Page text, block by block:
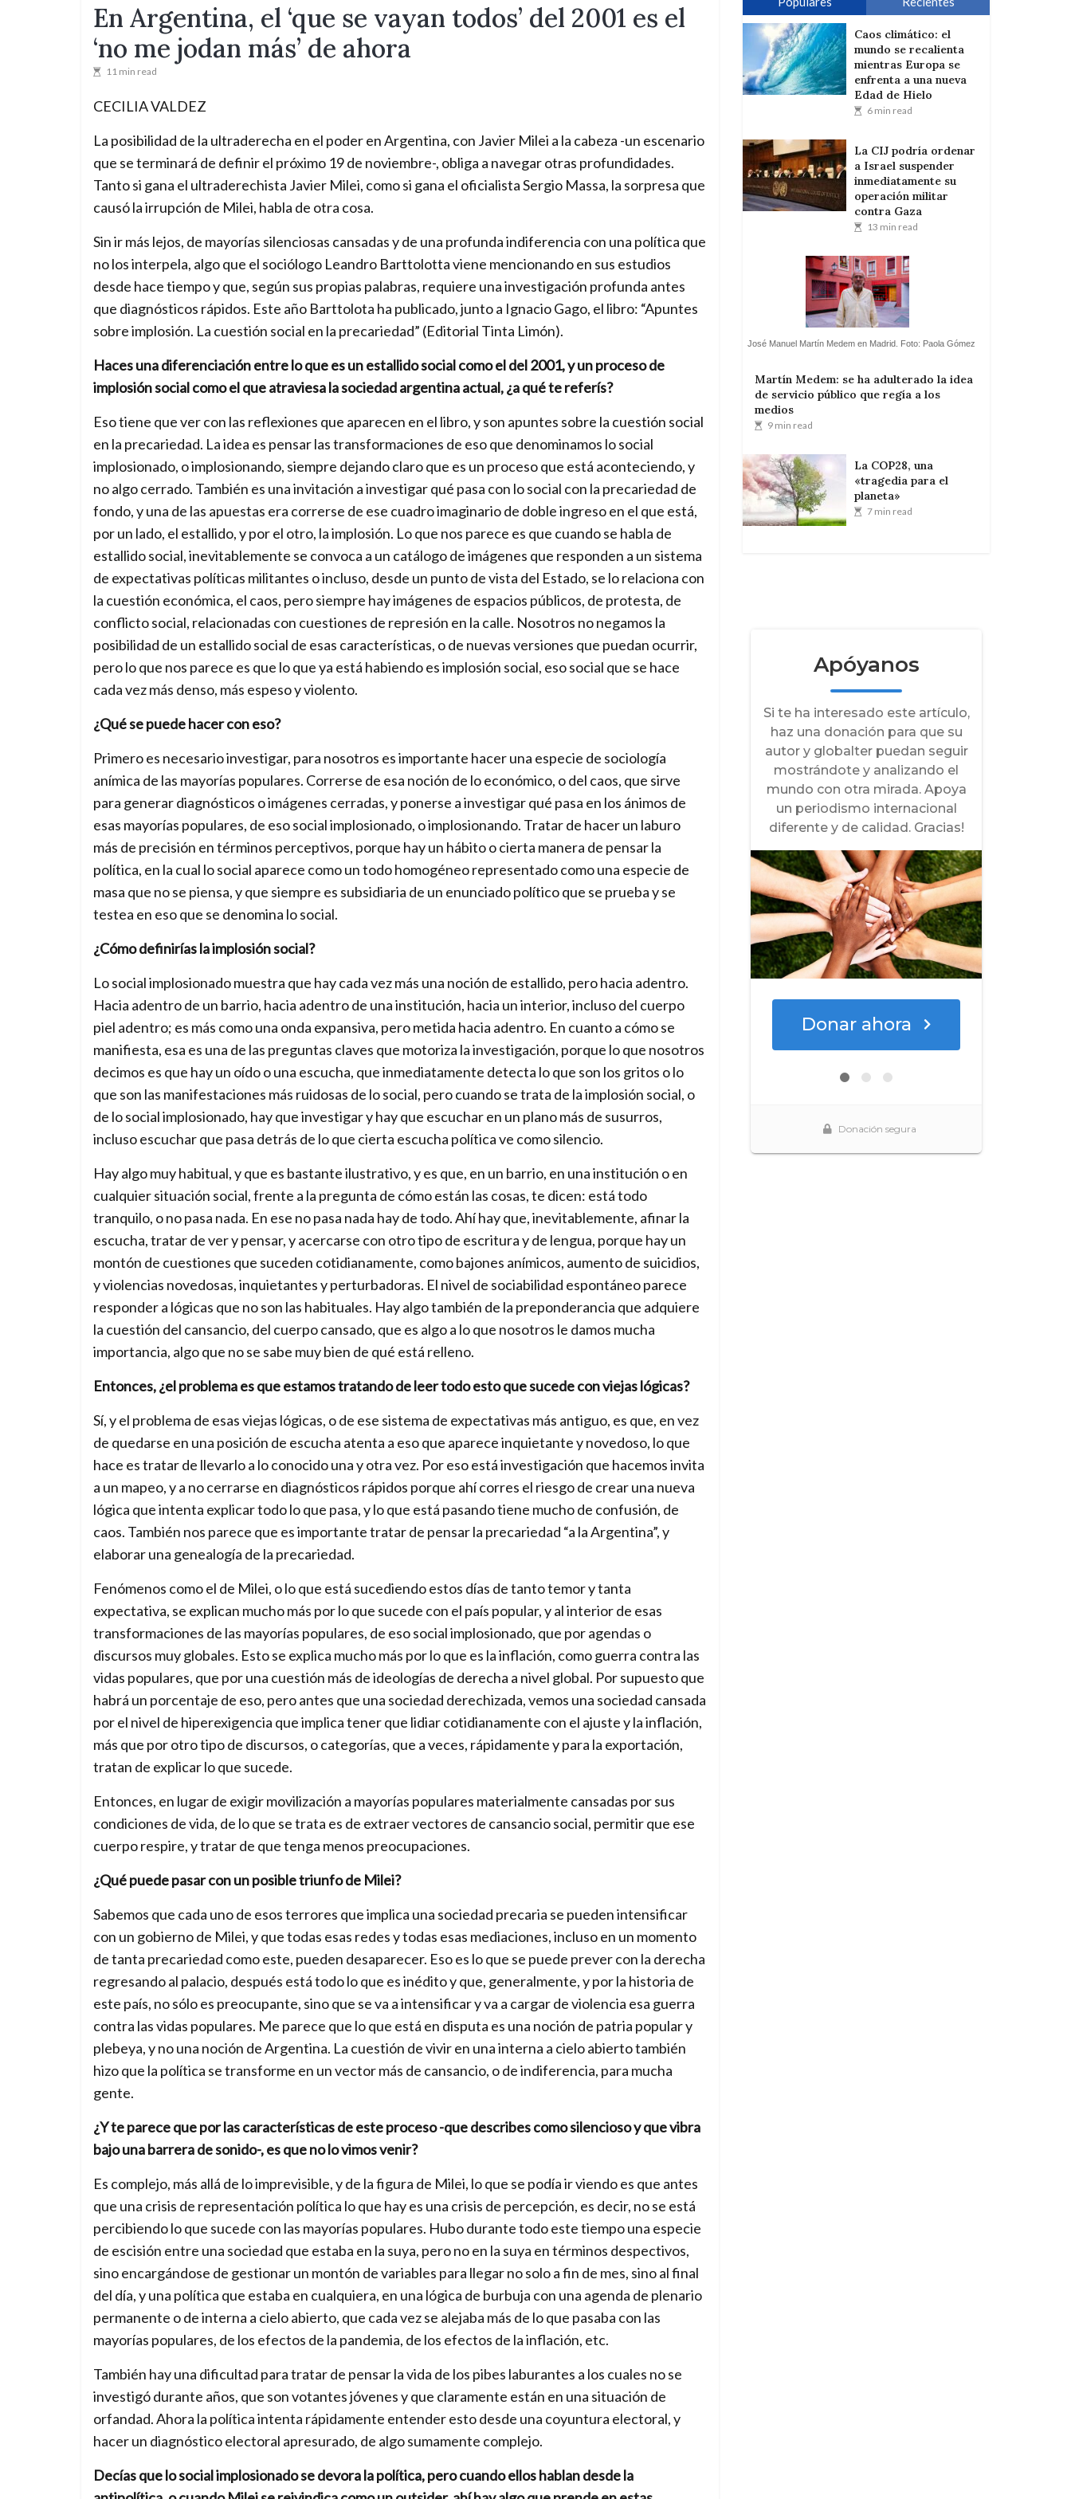
e
d
a
c
i
o
n
a
l
a
r
a
u
n
m
u
n
d
o
e
n
b
i
o
–
T
h
e
i
n
t
e
r
n
a
t
o
n
a
l
m
e
d
i
a
f
r
a
c
h
a
n
i
n
g
w
o
r
l
d
En Argentina, el ‘que se vayan todos’ del 2001 es el
‘no me jodan más’ de ahora
11 min read
CECILIA VALDEZ
La posibilidad de la ultraderecha en el poder en Argentina, con Javier Milei a la cabeza -un escenario
que se terminará de definir el próximo 19 de noviembre-, obliga a navegar otras profundidades.
Tanto si gana el ultraderechista Javier Milei, como si gana el oficialista Sergio Massa, la sorpresa que
causó la irrupción de Milei, habla de otra cosa.
Sin ir más lejos, de mayorías silenciosas cansadas y de una profunda indiferencia con una política que
no los interpela, algo que el sociólogo Leandro Barttolotta viene mencionando en sus estudios
desde hace tiempo y que, según sus propias palabras, requiere una investigación profunda antes
que diagnósticos rápidos. Este año Barttolota ha publicado, junto a Ignacio Gago, el libro: “Apuntes
sobre implosión. La cuestión social en la precariedad” (Editorial Tinta Limón).
Haces una diferenciación entre lo que es un estallido social como el del 2001, y un proceso de
implosión social como el que atraviesa la sociedad argentina actual, ¿a qué te referís?
Eso tiene que ver con las reflexiones que aparecen en el libro, y son apuntes sobre la cuestión social
en la precariedad. La idea es pensar las transformaciones de eso que denominamos lo social
implosionado, o implosionando, siempre dejando claro que es un proceso que está aconteciendo, y
no algo cerrado. También es una invitación a investigar qué pasa con lo social con la precariedad de
fondo, y una de las apuestas era correrse de ese cuadro imaginario de doble ingreso en el que está,
por un lado, el estallido, y por el otro, la implosión. Lo que nos parece es que cuando se habla de
estallido social, inevitablemente se convoca a un catálogo de imágenes que responden a un sistema
de expectativas políticas militantes o incluso, desde un punto de vista del Estado, se lo relaciona con
la cuestión económica, el caos, pero siempre hay imágenes de espacios públicos, de protesta, de
conflicto social, relacionadas con cuestiones de represión en la calle. Nosotros no negamos la
posibilidad de un estallido social de esas características, o de nuevas versiones que puedan ocurrir,
pero lo que nos parece es que lo que ya está habiendo es implosión social, eso social que se hace
cada vez más denso, más espeso y violento.
¿Qué se puede hacer con eso?
Primero es necesario investigar, para nosotros es importante hacer una especie de sociología
anímica de las mayorías populares. Correrse de esa noción de lo económico, o del caos, que sirve
para generar diagnósticos o imágenes cerradas, y ponerse a investigar qué pasa en los ánimos de
esas mayorías populares, de eso social implosionado, o implosionando. Tratar de hacer un laburo
más de precisión en términos perceptivos, porque hay un hábito o cierta manera de pensar la
política, en la cual lo social aparece como un todo homogéneo representado como una especie de
masa que no se piensa, y que siempre es subsidiaria de un enunciado político que se prueba y se
testea en eso que se denomina lo social.
¿Cómo definirías la implosión social?
Lo social implosionado muestra que hay cada vez más una noción de estallido, pero hacia adentro.
Hacia adentro de un barrio, hacia adentro de una institución, hacia un interior, incluso del cuerpo
piel adentro; es más como una onda expansiva, pero metida hacia adentro. En cuanto a cómo se
manifiesta, esa es una de las preguntas claves que motoriza la investigación, porque lo que nosotros
decimos es que hay un oído o una escucha, que inmediatamente detecta lo que son los gritos o lo
que son las manifestaciones más ruidosas de lo social, pero cuando se trata de la implosión social, o
de lo social implosionado, hay que investigar y hay que escuchar en un plano más de susurros,
incluso escuchar que pasa detrás de lo que cierta escucha política ve como silencio.
Hay algo muy habitual, y que es bastante ilustrativo, y es que, en un barrio, en una institución o en
cualquier situación social, frente a la pregunta de cómo están las cosas, te dicen: está todo
tranquilo, o no pasa nada. En ese no pasa nada hay de todo. Ahí hay que, inevitablemente, afinar la
escucha, tratar de ver y pensar, y acercarse con otro tipo de escritura y de lengua, porque hay un
montón de cuestiones que suceden cotidianamente, como bajones anímicos, aumento de suicidios,
y violencias novedosas, inquietantes y perturbadoras. El nivel de sociabilidad espontáneo parece
responder a lógicas que no son las habituales. Hay algo también de la preponderancia que adquiere
la cuestión del cansancio, del cuerpo cansado, que es algo a lo que nosotros le damos mucha
importancia, algo que no se sabe muy bien de qué está relleno.
Entonces, ¿el problema es que estamos tratando de leer todo esto que sucede con viejas lógicas?
Sí, y el problema de esas viejas lógicas, o de ese sistema de expectativas más antiguo, es que, en vez
de quedarse en una posición de escucha atenta a eso que aparece inquietante y novedoso, lo que
hace es tratar de llevarlo a lo conocido una y otra vez. Por eso está investigación que hacemos invita
a un mapeo, y a no cerrarse en diagnósticos rápidos porque ahí corres el riesgo de crear una nueva
lógica que intenta explicar todo lo que pasa, y lo que está pasando tiene mucho de confusión, de
caos. También nos parece que es importante tratar de pensar la precariedad “a la Argentina”, y
elaborar una genealogía de la precariedad.
Fenómenos como el de Milei, o lo que está sucediendo estos días de tanto temor y tanta
expectativa, se explican mucho más por lo que sucede con el país popular, y al interior de esas
transformaciones de las mayorías populares, de eso social implosionado, que por agendas o
discursos muy globales. Esto se explica mucho más por lo que es la inflación, como guerra contra las
vidas populares, que por una cuestión más de ideologías de derecha a nivel global. Por supuesto que
habrá un porcentaje de eso, pero antes que una sociedad derechizada, vemos una sociedad cansada
por el nivel de hiperexigencia que implica tener que lidiar cotidianamente con el ajuste y la inflación,
más que por otro tipo de discursos, o categorías, que a veces, rápidamente y para la exportación,
tratan de explicar lo que sucede.
Entonces, en lugar de exigir movilización a mayorías populares materialmente cansadas por sus
condiciones de vida, de lo que se trata es de extraer vectores de cansancio social, permitir que ese
cuerpo respire, y tratar de que tenga menos preocupaciones.
¿Qué puede pasar con un posible triunfo de Milei?
Sabemos que cada uno de esos terrores que implica una sociedad precaria se pueden intensificar
con un gobierno de Milei, y que todas esas redes y todas esas mediaciones, incluso en un momento
de tanta precariedad como este, pueden desaparecer. Eso es lo que se puede prever con la derecha
regresando al palacio, después está todo lo que es inédito y que, generalmente, y por la historia de
este país, no sólo es preocupante, sino que se va a intensificar y va a cargar de violencia esa guerra
contra las vidas populares. Me parece que lo que está en disputa es una noción de patria popular y
plebeya, y no una noción de Argentina. La cuestión de vivir en una interna a cielo abierto también
hizo que la política se transforme en un vector más de cansancio, o de indiferencia, para mucha
gente.
¿Y te parece que por las características de este proceso -que describes como silencioso y que vibra
bajo una barrera de sonido-, es que no lo vimos venir?
Es complejo, más allá de lo imprevisible, y de la figura de Milei, lo que se podía ir viendo es que antes
que una crisis de representación política lo que hay es una crisis de percepción, es decir, no se está
percibiendo lo que sucede con las mayorías populares. Hubo durante todo este tiempo una especie
de escisión entre una sociedad que estaba en la suya, pero no en la suya en términos despectivos,
sino encargándose de gestionar un montón de variables para llegar no solo a fin de mes, sino al final
del día, y una política que estaba en cualquiera, en una lógica de burbuja con una agenda de plenario
permanente o de interna a cielo abierto, que cada vez se alejaba más de lo que pasaba con las
mayorías populares, de los efectos de la pandemia, de los efectos de la inflación, etc.
También hay una dificultad para tratar de pensar la vida de los pibes laburantes a los cuales no se
investigó durante años, que son votantes jóvenes y que claramente están en una situación de
orfandad. Ahora la política intenta rápidamente entender esto desde una coyuntura electoral, y
hacer un diagnóstico electoral apresurado, de algo sumamente complejo.
Decías que lo social implosionado se devora la política, pero cuando ellos hablan desde la
Caos climático: el
mundo se recalienta
mientras Europa se
enfrenta a una nueva
Edad de Hielo
6 min read
La CIJ podría ordenar
a Israel suspender
inmediatamente su
operación militar
contra Gaza
13 min read
José Manuel Martín Medem en Madrid. Foto: Paola Gómez
Martín Medem: se ha adulterado la idea
de servicio público que regía a los
medios
9 min read
La COP28, una
«tragedia para el
planeta»
7 min read